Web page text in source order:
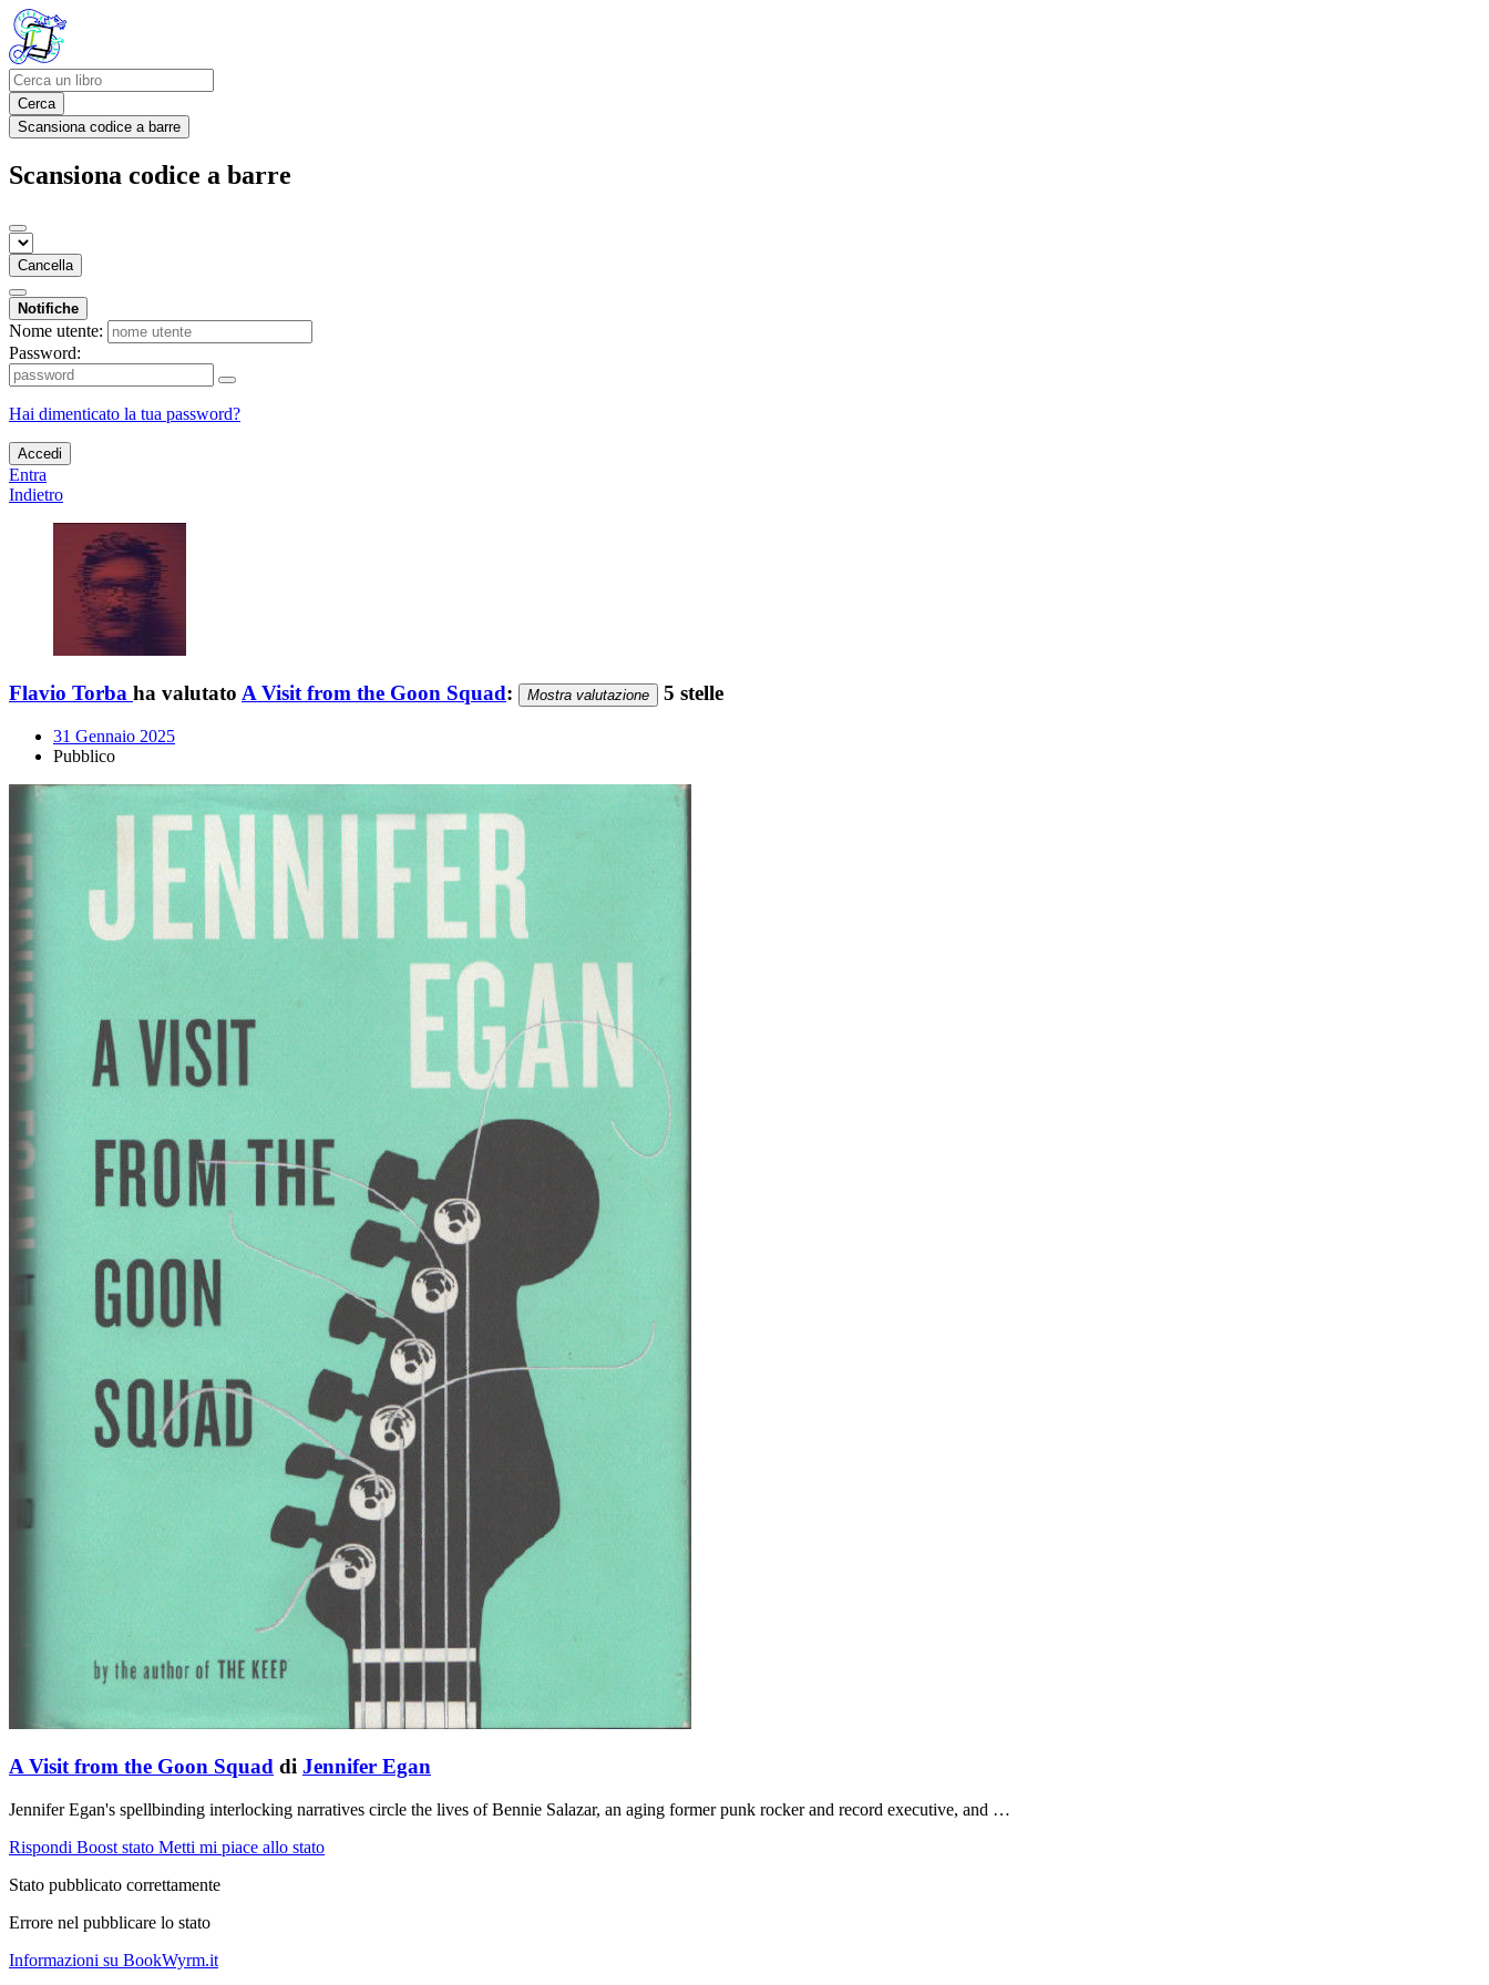
Cerca
Scansiona codice a barre
Scansiona codice a barre
Cancella
Notifiche
Nome utente:
Password:
Hai dimenticato la tua password?
Accedi
Entra
Indietro
Flavio Torba ha valutato A Visit from the Goon Squad: Mostra valutazione 5 stelle
31 Gennaio 2025
Pubblico
A Visit from the Goon Squad di Jennifer Egan
Jennifer Egan's spellbinding interlocking narratives circle the lives of Bennie Salazar, an aging former punk rocker and record executive, and …
Rispondi Boost stato Metti mi piace allo stato
Stato pubblicato correttamente
Errore nel pubblicare lo stato
Informazioni su BookWyrm.it